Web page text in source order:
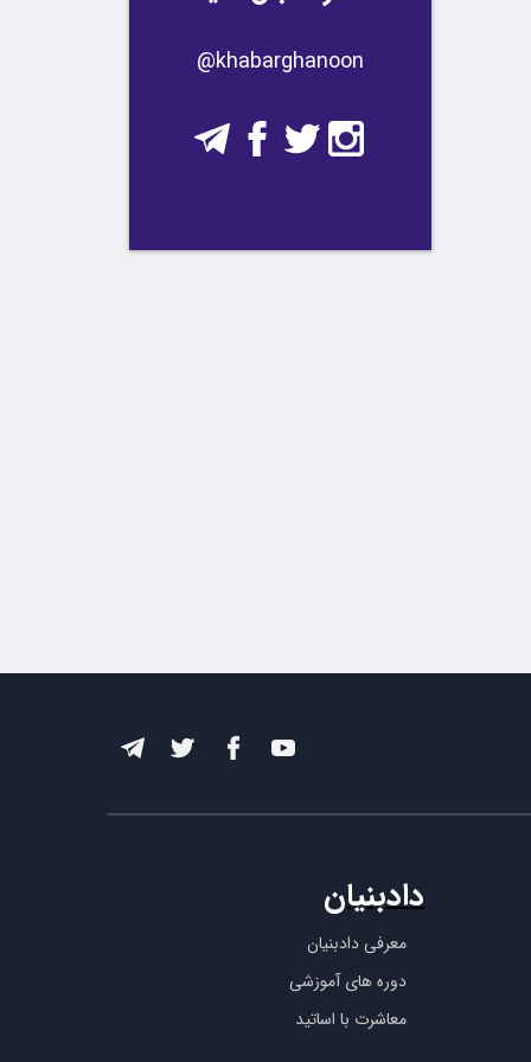
​​@khabarghanoon
معرفی دادبنیان
دوره های آموزشی
معاشرت با اساتید
دادبنیان